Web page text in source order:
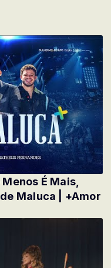
É Mais,
Maluca | +Amor